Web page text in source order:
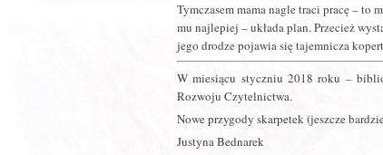
Tymczasem mama nagle traci pracę –
mu najlepiej – układa plan. Przecież
jego drodze pojawia się tajemnicza
W miesiącu styczniu 2018 roku –
Rozwoju Czytelnictwa.
Nowe przygody skarpetek (jeszcze
Justyna Bednarek